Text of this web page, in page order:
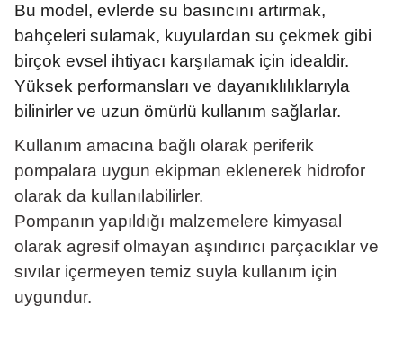
Bu model, evlerde su basıncını artırmak,
bahçeleri sulamak, kuyulardan su çekmek gibi
birçok evsel ihtiyacı karşılamak için idealdir.
Yüksek performansları ve dayanıklılıklarıyla
bilinirler ve uzun ömürlü kullanım sağlarlar.
Kullanım amacına bağlı olarak periferik
pompalara uygun ekipman eklenerek hidrofor
olarak da kullanılabilirler.
Pompanın yapıldığı malzemelere kimyasal
olarak agresif olmayan aşındırıcı parçacıklar ve
sıvılar içermeyen temiz suyla kullanım için
uygundur.